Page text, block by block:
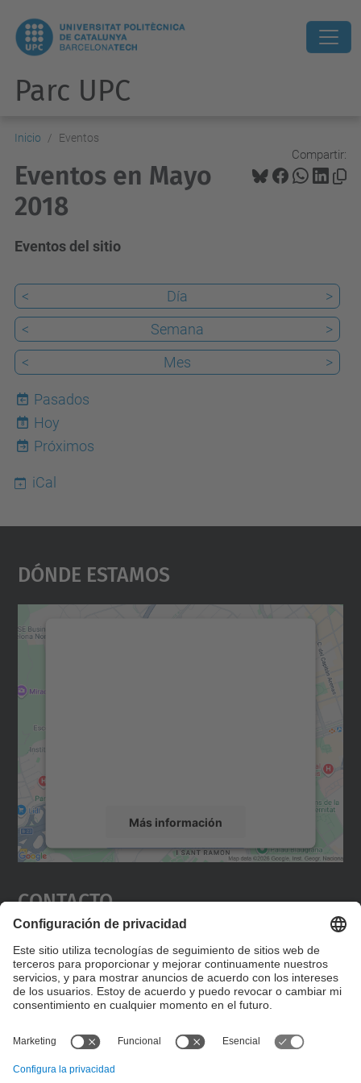
Parc UPC
Inicio Eventos
Compartir:
Eventos en Mayo
2018
Eventos del sitio
< Día
>
<
Semana
>
<
Mes >
Pasados
8
Hoy
Próximos
iCal
Dónde Estamos
Más información
Aceptar
powered by
Contacto
Editad en la página "Contacto personalizado", que
encontraréis en la raíz de español, vuestros datos
personalizados de contacto.
Formulario de contacto